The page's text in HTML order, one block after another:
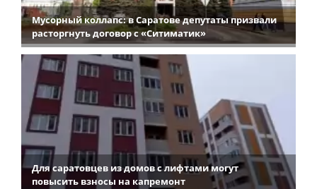
Мусорный коллапс: в Саратове депутаты призвали
расторгнуть договор с «Ситиматик»
Для саратовцев из домов с лифтами могут
повысить взносы на капремонт